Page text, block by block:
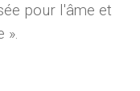
pour l'âme et
».